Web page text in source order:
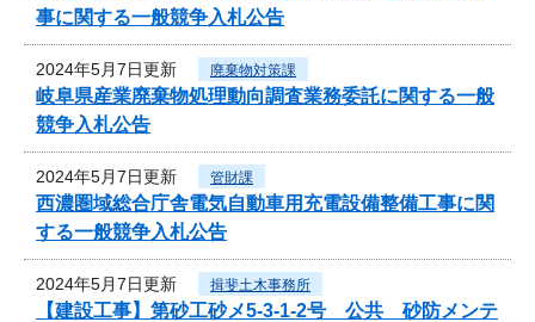
事に関する一般競争入札公告
2024年5月7日更新 廃棄物対策課
岐阜県産業廃棄物処理動向調査業務委託に関する一般
競争入札公告
2024年5月7日更新 管財課
西濃圏域総合庁舎電気自動車用充電設備整備工事に関
する一般競争入札公告
2024年5月7日更新 揖斐土木事務所
【建設工事】第砂工砂メ5-3-1-2号 公共 砂防メンテ